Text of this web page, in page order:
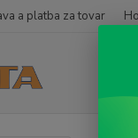
a platba za tovar